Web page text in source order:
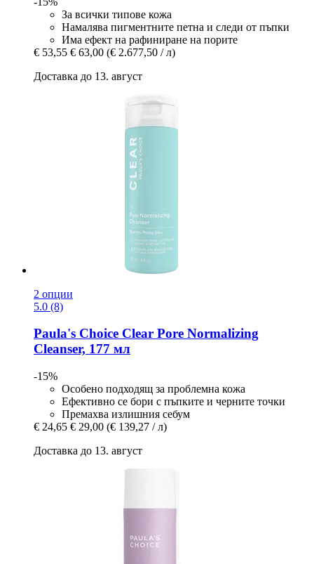
За всички типове кожа
Намалява пигментните петна и следи от пъпки
Има ефект на рафиниране на порите
€ 53,55 € 63,00 (€ 2.677,50 / л)
Доставка до 13. август
2 опции
5.0 (8)
Paula's Choice Clear Pore Normalizing
Cleanser, 177 мл
-15%
Особено подходящ за проблемна кожа
Ефективно се бори с пъпките и черните точки
Премахва излишния себум
€ 24,65 € 29,00 (€ 139,27 / л)
Доставка до 13. август